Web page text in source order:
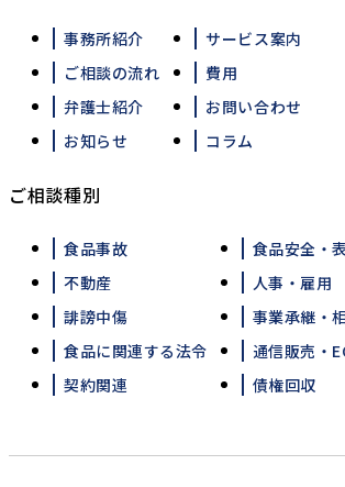
事務所紹介
費用
お知らせ
サービス案内
弁護士紹介
コラム
ご相談の流れ
お問い合わせ
ご相談種別
食品事故
食品安全・
不動産
人事・雇用
誹謗中傷
事業承継・
食品に関連する法令
通信販売・
契約関連
債権回収